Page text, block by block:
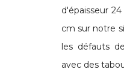
d'épaisseur
cm sur notre
les défauts
avec des